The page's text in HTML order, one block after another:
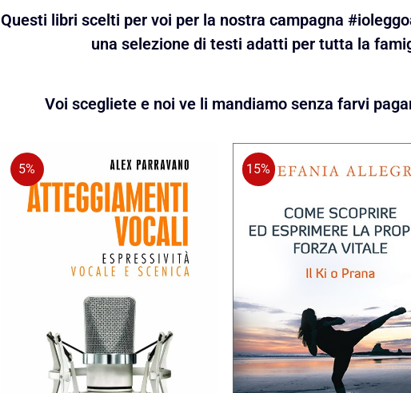
Questi libri scelti per voi per la nostra campagna
una selezione di testi adatti per tutta la
Voi scegliete e noi ve li mandiamo senza farvi
5% 15%